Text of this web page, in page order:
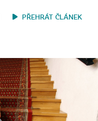
PŘEHRÁT ČLÁNEK